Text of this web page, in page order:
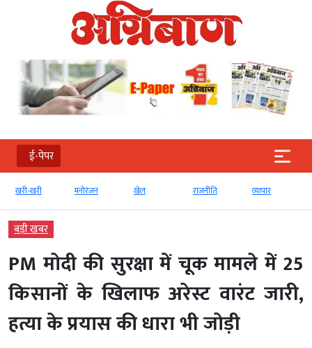
ई-पेपर
मनोरंजन खेल व्‍यापार टेक्‍नोलॉजी
बड़ी खबर
PM मोदी की सुरक्षा में चूक मामले में 25
किसानों के खिलाफ अरेस्ट वारंट जारी,
हत्या के प्रयास की धारा भी जोड़ी